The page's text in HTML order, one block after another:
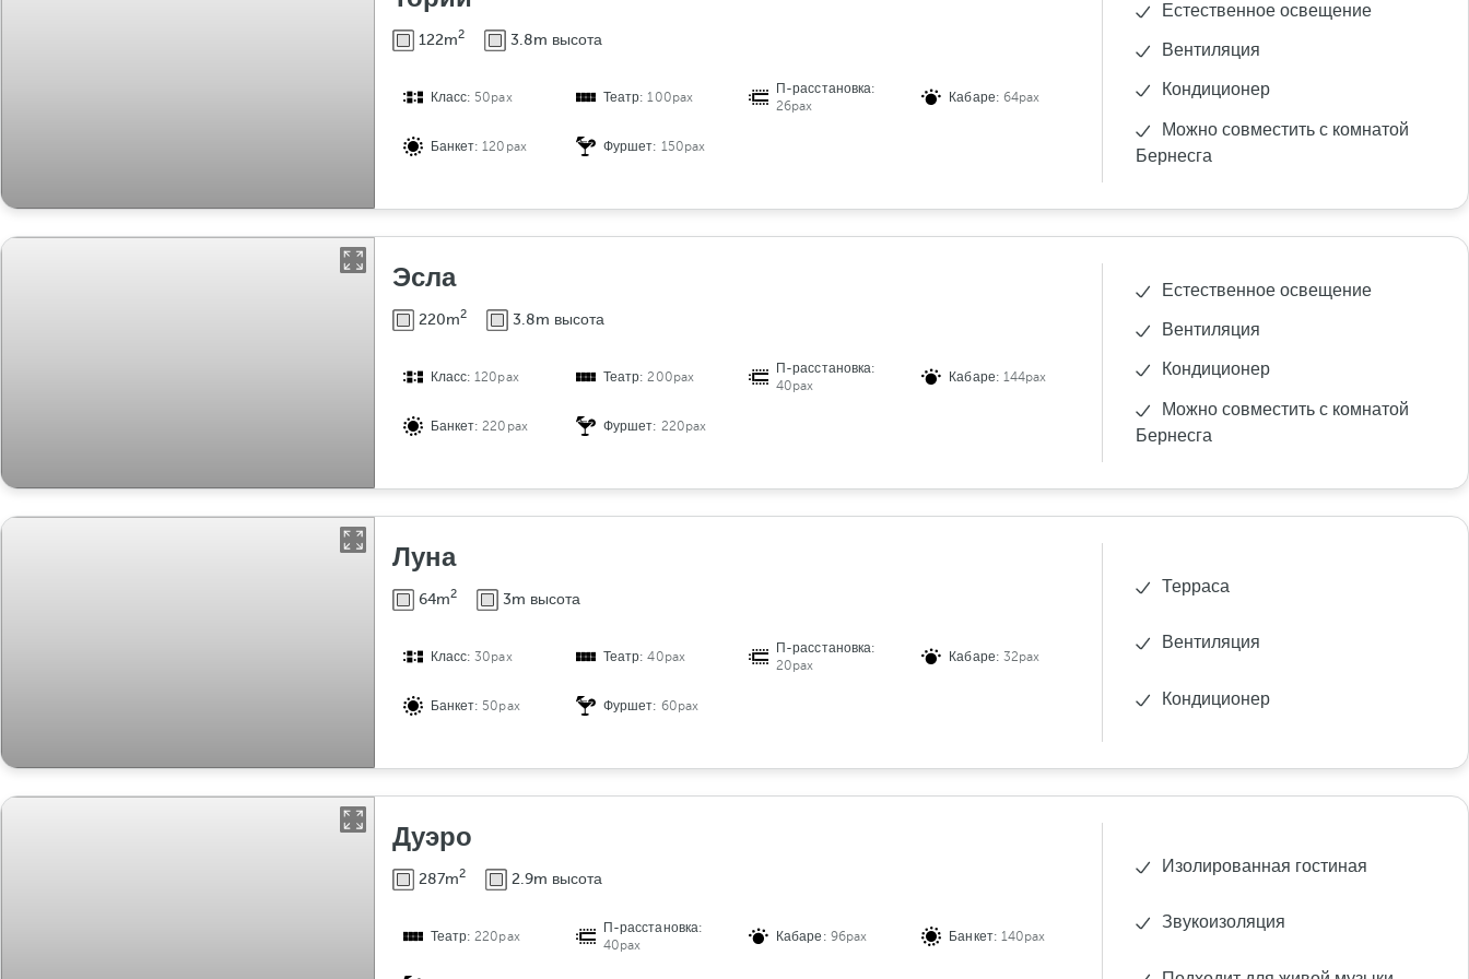
122m2 3.8m высота
Класс: 50pax Театр:100pax
П-расстановка:
26pax
Кабаре: 64pax
Банкет:120pax Фуршет: 150pax
Естественное освещение
Вентиляция
Кондиционер
Можно совместить с комнатой
Бернесга
Эсла
220m2 3.8m высота
Класс:120pax Театр:200pax
П-расстановка:
40pax
Кабаре: 144pax
Банкет:220pax Фуршет: 220pax
Естественное освещение
Вентиляция
Кондиционер
Можно совместить с комнатой
Бернесга
Луна
64m2 3m высота
Класс:30pax Театр:40pax
П-расстановка:
20pax
Кабаре: 32pax
Банкет: 50pax Фуршет: 60pax
Терраса
Вентиляция
Кондиционер
Дуэро
287m2 2.9m высота
Театр:220pax
П-расстановка:
40pax
Кабаре: 96pax Банкет: 140pax
Изолированная гостиная
Звукоизоляция